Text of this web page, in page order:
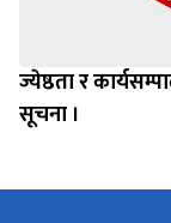
ज्येष्ठता र
सूचना ।